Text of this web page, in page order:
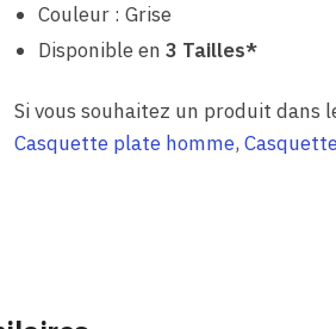
Couleur : Grise
Disponible en 3 Tailles*
Si vous souhaitez un produit dans
Casquette plate homme,